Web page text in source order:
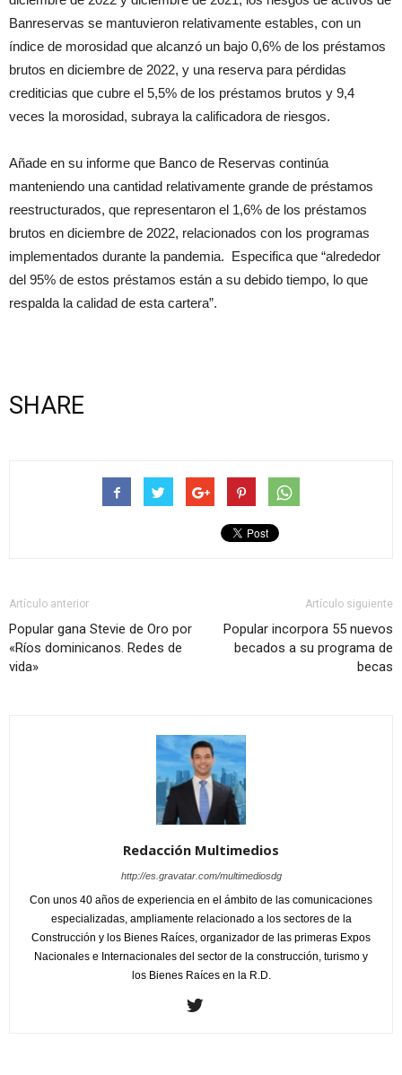
Banreservas se mantuvieron relativamente estables, con un
índice de morosidad que alcanzó un bajo 0,6% de los préstamos
brutos en diciembre de 2022, y una reserva para pérdidas
crediticias que cubre el 5,5% de los préstamos brutos y 9,4
veces la morosidad, subraya la calificadora de riesgos.
Añade en su informe que Banco de Reservas continúa
manteniendo una cantidad relativamente grande de préstamos
reestructurados, que representaron el 1,6% de los préstamos
brutos en diciembre de 2022, relacionados con los programas
implementados durante la pandemia. Especifica que “alrededor
del 95% de estos préstamos están a su debido tiempo, lo que
respalda la calidad de esta cartera”.​
SHARE
Artículo anterior
Popular gana Stevie de Oro por
«Ríos dominicanos. Redes de
vida»
Artículo siguiente
Popular incorpora 55 nuevos
becados a su programa de
becas
Redacción Multimedios
http://es.gravatar.com/multimediosdg
Con unos 40 años de experiencia en el ámbito de las comunicaciones
especializadas, ampliamente relacionado a los sectores de la
Construcción y los Bienes Raíces, organizador de las primeras Expos
Nacionales e Internacionales del sector de la construcción, turismo y
los Bienes Raíces en la R.D.